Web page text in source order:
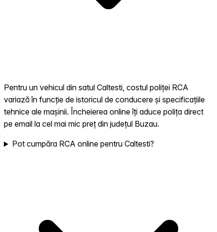
Pentru un vehicul din satul Caltesti, costul poliței RCA
variază în funcție de istoricul de conducere și specificațiile
tehnice ale mașinii. Încheierea online îți aduce polița direct
pe email la cel mai mic preț din județul Buzau.
Pot cumpăra RCA online pentru Caltesti?